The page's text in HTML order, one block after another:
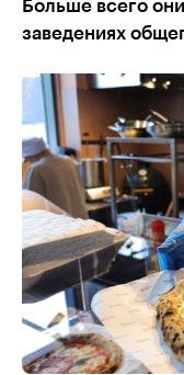
Больше всего
заведениях